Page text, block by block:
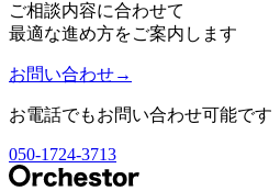
ご相談内容に合わせて
最適な進め方をご案内します
お問い合わせ→
お電話でもお問い合わせ可能です
050-1724-3713